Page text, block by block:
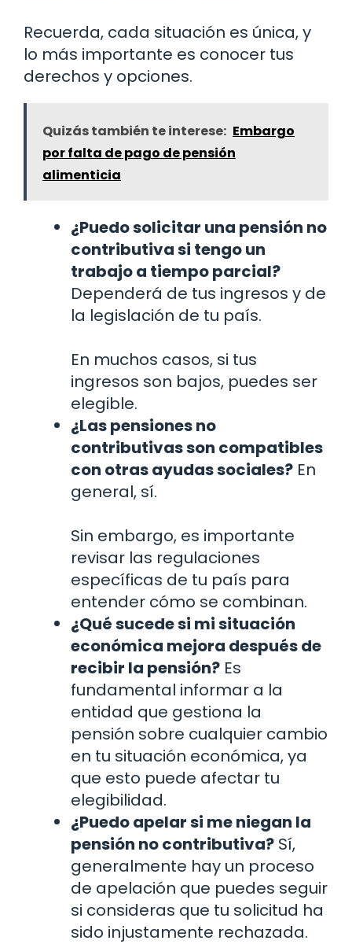
Recuerda, cada situación es única, y
lo más importante es conocer tus
derechos y opciones.
Quizás también te interese: Embargo
por falta de pago de pensión
alimenticia
¿Puedo solicitar una pensión no
contributiva si tengo un
trabajo a tiempo parcial?
Dependerá de tus ingresos y de
la legislación de tu país.
En muchos casos, si tus
ingresos son bajos, puedes ser
elegible.
¿Las pensiones no
contributivas son compatibles
con otras ayudas sociales? En
general, sí.
Sin embargo, es importante
revisar las regulaciones
específicas de tu país para
entender cómo se combinan.
¿Qué sucede si mi situación
económica mejora después de
recibir la pensión? Es
fundamental informar a la
entidad que gestiona la
pensión sobre cualquier cambio
en tu situación económica, ya
que esto puede afectar tu
elegibilidad.
¿Puedo apelar si me niegan la
pensión no contributiva? Sí,
generalmente hay un proceso
de apelación que puedes seguir
si consideras que tu solicitud ha
sido injustamente rechazada.